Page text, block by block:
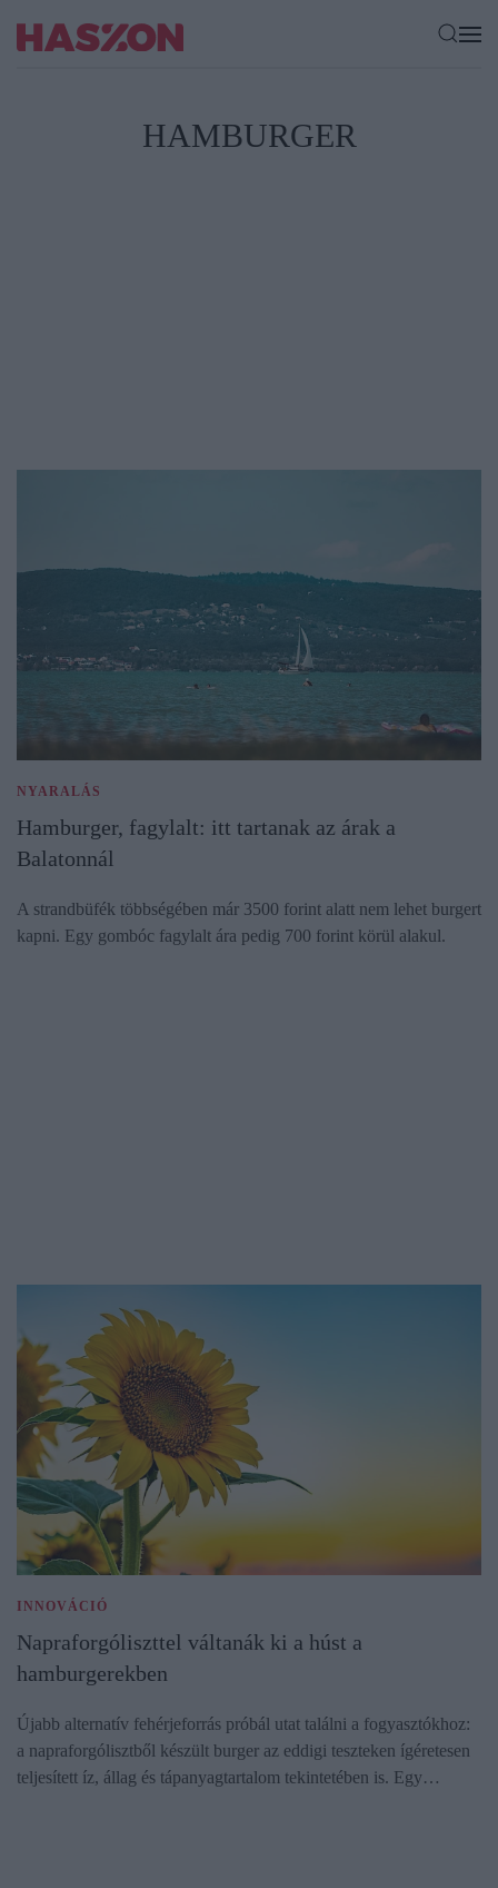
HAMBURGER
NYARALÁS
Hamburger, fagylalt: itt tartanak az árak a
Balatonnál
A strandbüfék többségében már 3500 forint alatt nem lehet burgert
kapni. Egy gombóc fagylalt ára pedig 700 forint körül alakul.
INNOVÁCIÓ
Napraforgóliszttel váltanák ki a húst a
hamburgerekben
Újabb alternatív fehérjeforrás próbál utat találni a fogyasztókhoz:
a napraforgólisztből készült burger az eddigi teszteken ígéretesen
teljesített íz, állag és tápanyagtartalom tekintetében is. Egy…